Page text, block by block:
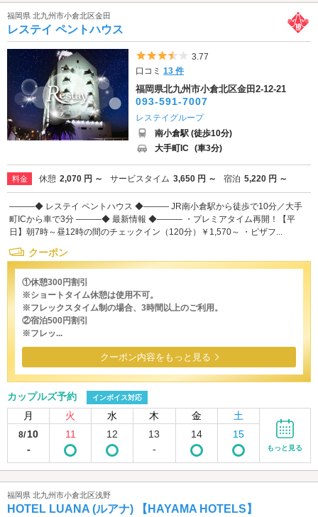
福岡県 北九州市小倉北区金田
レステイ ペントハウス
5つ星のうち3.5
3.77
口コミ13 件
福岡県北九州市小倉北区金田2-12-21
093-591-7007
レステイグループ
南小倉駅 (徒歩10分)
大手町IC (車3分)
料金 休憩 2,070 円 ～ サービスタイム 3,650 円 ～ 宿泊 5,220 円 ～
―――◆ レステイ ペントハウス ◆――― JR南小倉駅から徒歩で10分／大手
町ICから車で3分 ―――◆ 最新情報 ◆――― ・プレミアタイム再開！【平
日】朝7時～昼12時の間のチェックイン（120分）￥1,570～ ・ピザフ...
クーポン
①休憩300円割引
※ショートタイム休憩は使用不可。
※フレックスタイム制の場合、3時間以上のご利用。
②宿泊500円割引
※フレッ...
クーポン内容をもっと見る
カップルズ予約 インボイス対応
月 火 水 木 金 土
8/ 10
-
11 12
13
-
14 15
もっと見る
福岡県 北九州市小倉北区浅野
HOTEL LUANA (ルアナ) 【HAYAMA HOTELS】